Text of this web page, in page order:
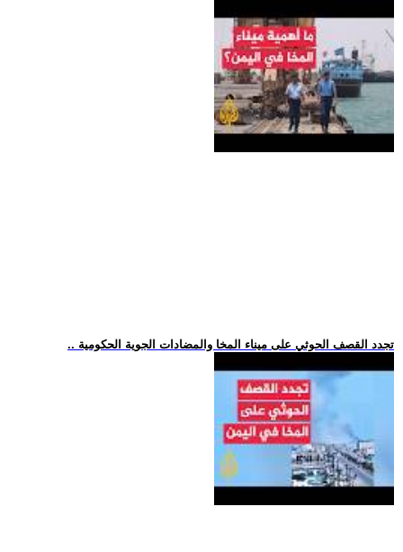
.. تجدد القصف الحوثي على ميناء المخا والمضادات الجوية الحكومية